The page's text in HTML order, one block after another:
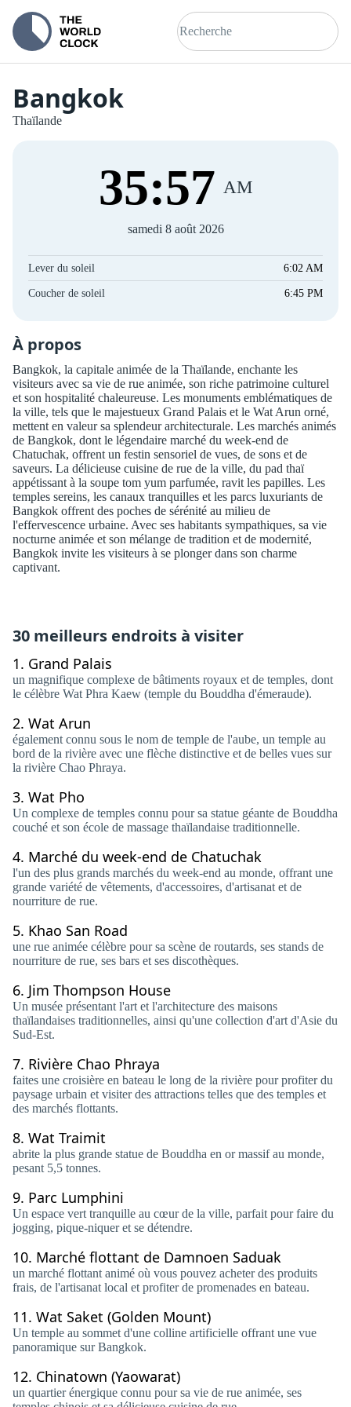
Bangkok
Thaïlande
35:58 AM
samedi 8 août 2026
Lever du soleil 6:02 AM
Coucher de soleil 6:45 PM
À propos
Bangkok, la capitale animée de la Thaïlande, enchante les
visiteurs avec sa vie de rue animée, son riche patrimoine culturel
et son hospitalité chaleureuse. Les monuments emblématiques de
la ville, tels que le majestueux Grand Palais et le Wat Arun orné,
mettent en valeur sa splendeur architecturale. Les marchés animés
de Bangkok, dont le légendaire marché du week-end de
Chatuchak, offrent un festin sensoriel de vues, de sons et de
saveurs. La délicieuse cuisine de rue de la ville, du pad thaï
appétissant à la soupe tom yum parfumée, ravit les papilles. Les
temples sereins, les canaux tranquilles et les parcs luxuriants de
Bangkok offrent des poches de sérénité au milieu de
l'effervescence urbaine. Avec ses habitants sympathiques, sa vie
nocturne animée et son mélange de tradition et de modernité,
Bangkok invite les visiteurs à se plonger dans son charme
captivant.
30 meilleurs endroits à visiter
1. Grand Palais
un magnifique complexe de bâtiments royaux et de temples, dont
le célèbre Wat Phra Kaew (temple du Bouddha d'émeraude).
2. Wat Arun
également connu sous le nom de temple de l'aube, un temple au
bord de la rivière avec une flèche distinctive et de belles vues sur
la rivière Chao Phraya.
3. Wat Pho
Un complexe de temples connu pour sa statue géante de Bouddha
couché et son école de massage thaïlandaise traditionnelle.
4. Marché du week-end de Chatuchak
l'un des plus grands marchés du week-end au monde, offrant une
grande variété de vêtements, d'accessoires, d'artisanat et de
nourriture de rue.
5. Khao San Road
une rue animée célèbre pour sa scène de routards, ses stands de
nourriture de rue, ses bars et ses discothèques.
6. Jim Thompson House
Un musée présentant l'art et l'architecture des maisons
thaïlandaises traditionnelles, ainsi qu'une collection d'art d'Asie du
Sud-Est.
7. Rivière Chao Phraya
faites une croisière en bateau le long de la rivière pour profiter du
paysage urbain et visiter des attractions telles que des temples et
des marchés flottants.
8. Wat Traimit
abrite la plus grande statue de Bouddha en or massif au monde,
pesant 5,5 tonnes.
9. Parc Lumphini
Un espace vert tranquille au cœur de la ville, parfait pour faire du
jogging, pique-niquer et se détendre.
10. Marché flottant de Damnoen Saduak
un marché flottant animé où vous pouvez acheter des produits
frais, de l'artisanat local et profiter de promenades en bateau.
11. Wat Saket (Golden Mount)
Un temple au sommet d'une colline artificielle offrant une vue
panoramique sur Bangkok.
12. Chinatown (Yaowarat)
un quartier énergique connu pour sa vie de rue animée, ses